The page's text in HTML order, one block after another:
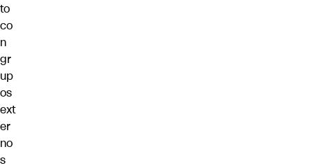
to
co
n
gr
up
os
ext
er
no
s